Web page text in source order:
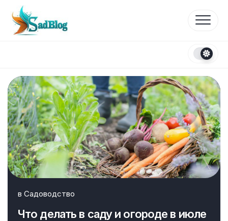
Перейти
содержанию
в Садоводство
Что делать в саду и огороде в июле